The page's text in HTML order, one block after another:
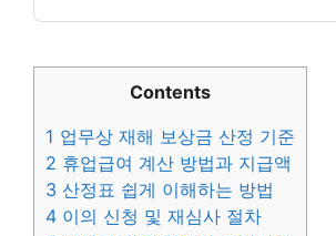
Contents
1 업무상 재해 보상금 산정 기준
2 휴업급여 계산 방법과 지급액
3 산정표 쉽게 이해하는 방법
4 이의 신청 및 재심사 절차